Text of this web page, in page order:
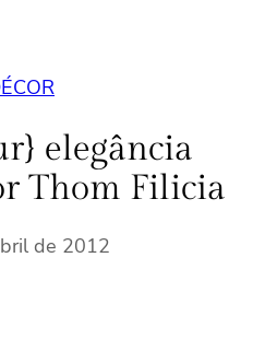
elegância
Thom Filicia
de 2012